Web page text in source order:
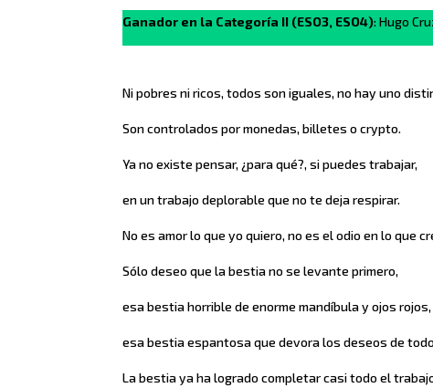
Ganador en la Categoría II (ESO3, ESO4): Hugo
Ni pobres ni ricos, todos son iguales, no hay uno
Son controlados por monedas, billetes o crypto.
Ya no existe pensar, ¿para qué?, si puedes trabajar,
en un trabajo deplorable que no te deja respirar.
No es amor lo que yo quiero, no es el odio en lo que
Sólo deseo que la bestia no se levante primero,
esa bestia horrible de enorme mandíbula y ojos rojos,
esa bestia espantosa que devora los deseos de
La bestia ya ha logrado completar casi todo el